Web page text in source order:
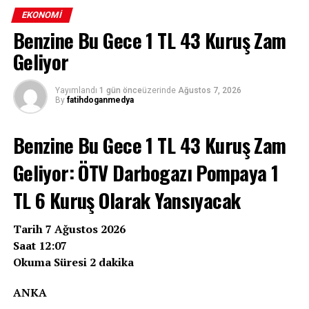
EKONOMI
Benzine Bu Gece 1 TL 43 Kuruş Zam
Geliyor
Yayımlandı 1 gün önceüzerinde Ağustos 7, 2026
By fatihdoganmedya
Benzine Bu Gece 1 TL 43 Kuruş Zam
Geliyor: ÖTV Darbogazı Pompaya 1
TL 6 Kuruş Olarak Yansıyacak
Tarih 7 Ağustos 2026
Saat 12:07
Okuma Süresi 2 dakika
ANKA